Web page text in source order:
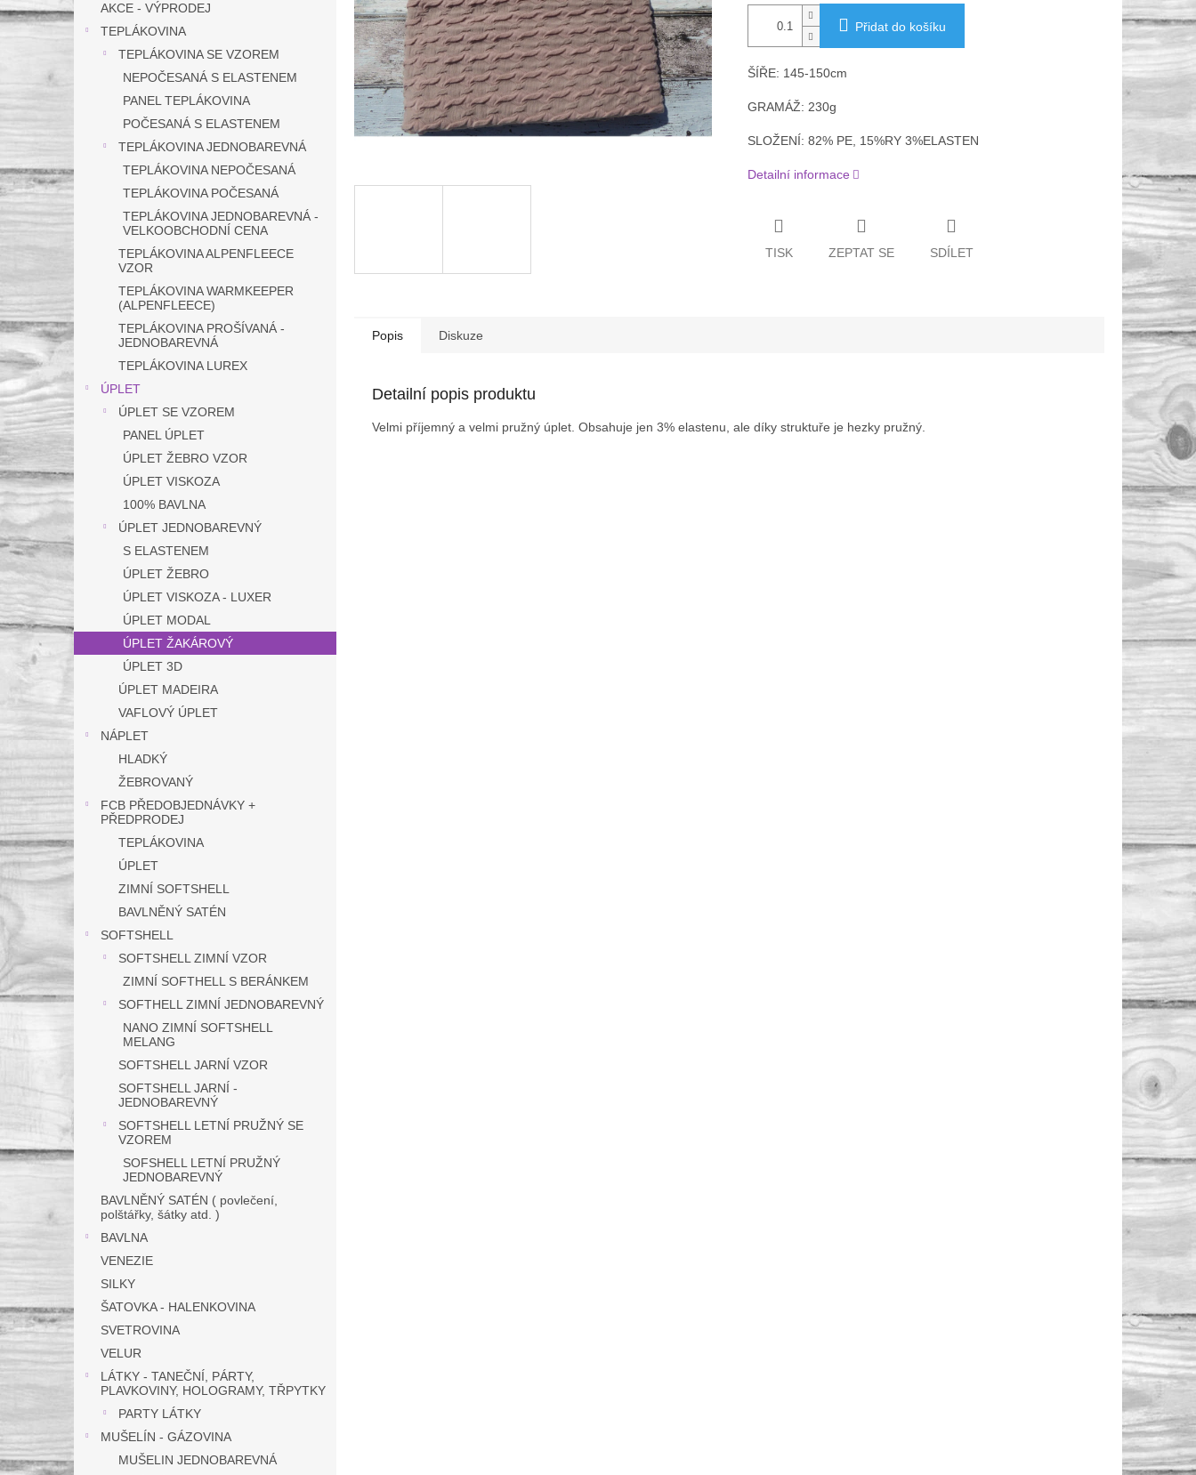
n
AKCE - VÝPRODEJ
TEPLÁKOVINA
TEPLÁKOVINA SE VZOREM
NEPOČESANÁ S ELASTENEM
PANEL TEPLÁKOVINA
POČESANÁ S ELASTENEM
TEPLÁKOVINA JEDNOBAREVNÁ
TEPLÁKOVINA NEPOČESANÁ
TEPLÁKOVINA POČESANÁ
TEPLÁKOVINA JEDNOBAREVNÁ -
VELKOOBCHODNÍ CENA
TEPLÁKOVINA ALPENFLEECE
VZOR
TEPLÁKOVINA WARMKEEPER
(ALPENFLEECE)
TEPLÁKOVINA PROŠÍVANÁ -
JEDNOBAREVNÁ
TEPLÁKOVINA LUREX
ÚPLET
ÚPLET SE VZOREM
PANEL ÚPLET
ÚPLET ŽEBRO VZOR
ÚPLET VISKOZA
100% BAVLNA
ÚPLET JEDNOBAREVNÝ
S ELASTENEM
ÚPLET ŽEBRO
ÚPLET VISKOZA - LUXER
ÚPLET MODAL
ÚPLET ŽAKÁROVÝ
ÚPLET 3D
ÚPLET MADEIRA
VAFLOVÝ ÚPLET
NÁPLET
HLADKÝ
ŽEBROVANÝ
FCB PŘEDOBJEDNÁVKY +
PŘEDPRODEJ
TEPLÁKOVINA
ÚPLET
ZIMNÍ SOFTSHELL
BAVLNĚNÝ SATÉN
SOFTSHELL
SOFTSHELL ZIMNÍ VZOR
ZIMNÍ SOFTHELL S BERÁNKEM
SOFTHELL ZIMNÍ JEDNOBAREVNÝ
NANO ZIMNÍ SOFTSHELL
MELANG
SOFTSHELL JARNÍ VZOR
SOFTSHELL JARNÍ -
JEDNOBAREVNÝ
SOFTSHELL LETNÍ PRUŽNÝ SE
VZOREM
SOFSHELL LETNÍ PRUŽNÝ
JEDNOBAREVNÝ
BAVLNĚNÝ SATÉN ( povlečení,
polštářky, šátky atd. )
BAVLNA
VENEZIE
SILKY
ŠATOVKA - HALENKOVINA
SVETROVINA
VELUR
LÁTKY - TANEČNÍ, PÁRTY,
PLAVKOVINY, HOLOGRAMY, TŘPYTKY
PARTY LÁTKY
MUŠELÍN - GÁZOVINA
MUŠELIN JEDNOBAREVNÁ
Přidat do košíku
ŠÍŘE: 145-150cm
GRAMÁŽ: 230g
SLOŽENÍ: 82% PE, 15%RY 3%ELASTEN
Detailní informace
TISK ZEPTAT SE SDÍLET
Popis Diskuze
Detailní popis produktu
Velmi příjemný a velmi pružný úplet. Obsahuje jen 3% elastenu, ale díky struktuře je hezky pružný.